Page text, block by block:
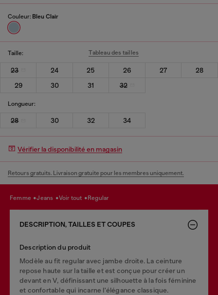
Couleur: Bleu Clair
Taille: Tableau des tailles
23 24 25 26 27
28
29
30 31 32
Longueur:
28 30 32 34
Vérifier la disponibilité en magasin
Retours gratuits. Livraison gratuite pour les membres uniquement.
femme jeans voir tout regular
DESCRIPTION, TAILLES ET COUPES
Description du produit
Modèle au fit regular avec jambe droite. La ceinture
repose haute sur la taille et est conçue pour créer un
devant en V, définissant une silhouette à la fois féminine
et confortable qui incarne l'élégance classique.